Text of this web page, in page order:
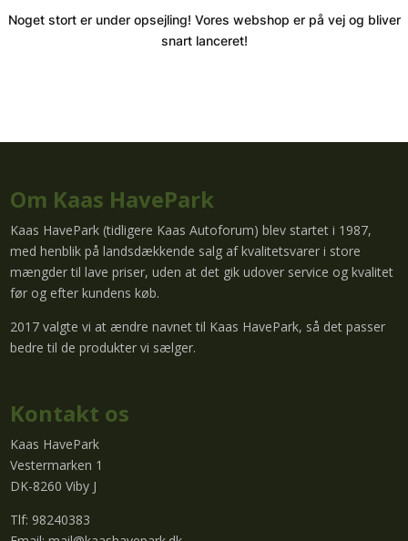
Noget stort er under opsejling! Vores webshop er på vej og bliver
snart lanceret!
Om Kaas HavePark
Kaas HavePark (tidligere Kaas Autoforum) blev startet i 1987,
med henblik på landsdækkende salg af kvalitetsvarer i store
mængder til lave priser, uden at det gik udover service og kvalitet
før og efter kundens køb.
2017 valgte vi at ændre navnet til Kaas HavePark, så det passer
bedre til de produkter vi sælger.
Kontakt os
Kaas HavePark
Vestermarken 1
DK-8260 Viby J
Tlf: 98240383